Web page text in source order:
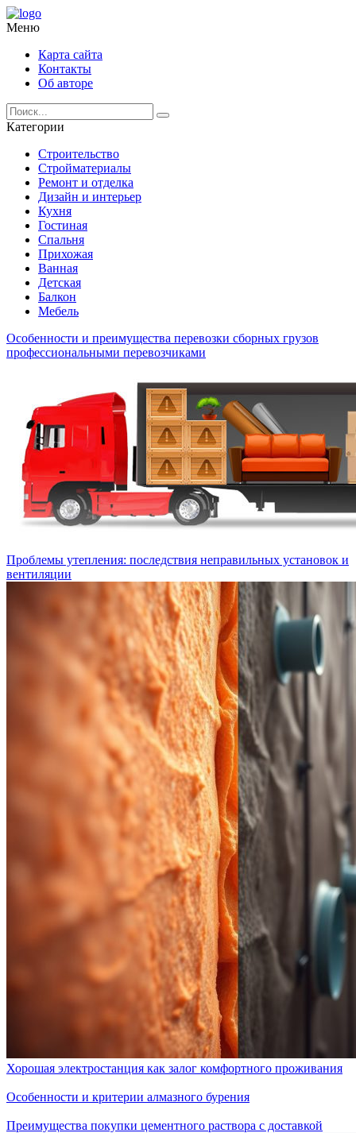
Меню
Карта сайта
Контакты
Об авторе
Категории
Строительство
Стройматериалы
Ремонт и отделка
Дизайн и интерьер
Кухня
Гостиная
Спальня
Прихожая
Ванная
Детская
Балкон
Мебель
Особенности и преимущества перевозки сборных грузов
профессиональными перевозчиками
Проблемы утепления: последствия неправильных установок и
вентиляции
Хорошая электростанция как залог комфортного проживания
Особенности и критерии алмазного бурения
Преимущества покупки цементного раствора с доставкой